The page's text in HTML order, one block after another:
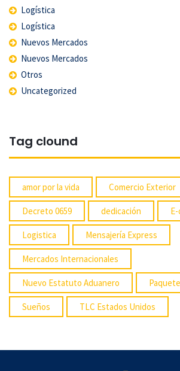
Logística
Logística
Nuevos Mercados
Nuevos Mercados
Otros
Uncategorized
Tag clound
amor por la vida Comercio Exterior
Decreto 0659 dedicación
Logistica Mensajería Express
Mercados Internacionales
Nuevo Estatuto Aduanero
Sueños TLC Estados Unidos